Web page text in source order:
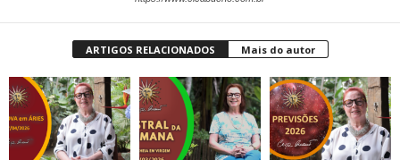
ARTIGOS RELACIONADOS Mais do autor